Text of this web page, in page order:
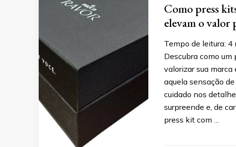
Como press
elevam o valor
Tempo de leitura: 4
Descubra como
valorizar sua
aquela sensação
cuidado nos
surpreende e, de
press kit com …